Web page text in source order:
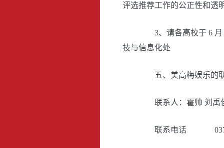
评选推荐工作的公正性和透
3、请各高校于 6 月
技与信息化处
五、美高梅娱乐的
联系人：霍帅 刘禹
联系电话 0371-